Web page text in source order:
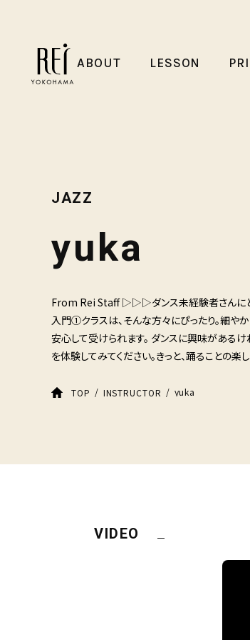
ABOUT LESSON
JAZZ
yuka
From Rei Staff ▷▷▷ダンス未経験者さんにと
入門①クラスは、そんな方々にぴったり。細
安心して受けられます。 ダンスに興味がある
を体験してみてください。きっと、踊ることの
TOP INSTRUCTOR yuka
VIDEO